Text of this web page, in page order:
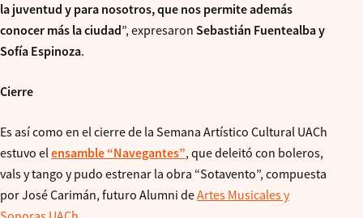
la juventud y para nosotros, que nos permite además
conocer más la ciudad”, expresaron Sebastián Fuentealba y
Sofía Espinoza.
Cierre
Es así como en el cierre de la Semana Artístico Cultural UACh
estuvo elensamble “Navegantes”, que deleitó con boleros,
vals y tango y pudo estrenar la obra “Sotavento”, compuesta
por José Carimán, futuro Alumni deArtes Musicales y